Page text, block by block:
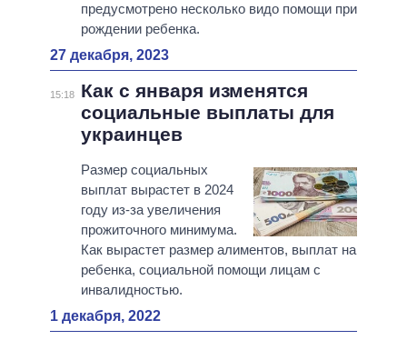
предусмотрено несколько видо помощи при
рождении ребенка.
27 декабря, 2023
15:18
Как с января изменятся
социальные выплаты для
украинцев
Размер социальных
выплат вырастет в 2024
году из-за увеличения
прожиточного минимума.
Как вырастет размер алиментов, выплат на
ребенка, социальной помощи лицам с
инвалидностью.
1 декабря, 2022